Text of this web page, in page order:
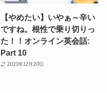
【やめたい】いやぁ～辛い
ですね。根性で乗り切りっ
た！！オンライン英会話:
Part 10
2023年12月20日